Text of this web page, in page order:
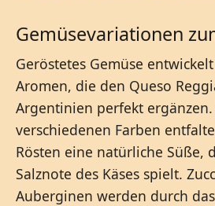
Gemüsevariationen
Geröstetes Gemüse
Aromen, die den Queso
Argentinien perfekt
verschiedenen Farben
Rösten eine natürliche Süße,
Salznote des Käses spielt.
Auberginen werden durch